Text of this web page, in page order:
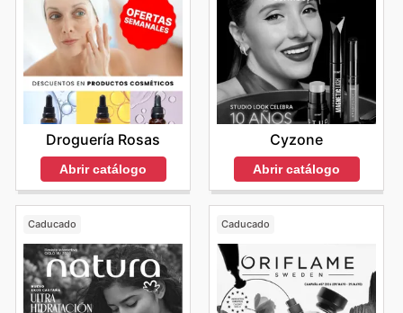
Droguería Rosas
Abrir catálogo
Cyzone
Abrir catálogo
Caducado Caducado